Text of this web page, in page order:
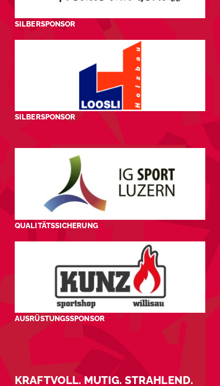
SILBERSPONSOR
SILBERSPONSOR
QUALITÄTSSICHERUNG
AUSRÜSTUNGSSPONSOR
KRAFTVOLL. MUTIG. STRAHLEND.